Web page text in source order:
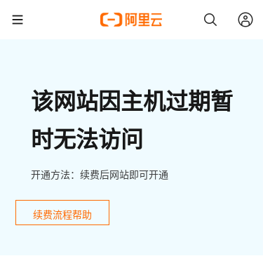
该网站因主机过期暂
时无法访问
开通方法：续费后网站即可开通
续费流程帮助